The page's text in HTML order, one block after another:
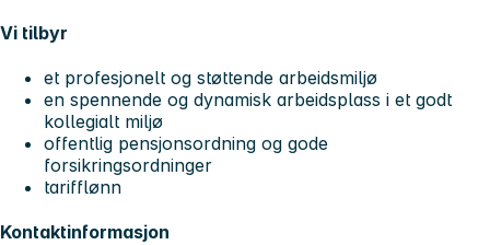
Vi tilbyr
et profesjonelt og støttende arbeidsmiljø
en spennende og dynamisk arbeidsplass i et godt
kollegialt miljø
offentlig pensjonsordning og gode
forsikringsordninger
tarifflønn
Kontaktinformasjon